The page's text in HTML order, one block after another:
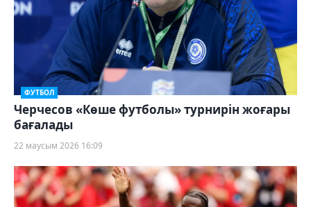
ФУТБОЛ
Черчесов «Көше футболы» турнирін жоғары
бағалады
22 маусым 2026 16:09